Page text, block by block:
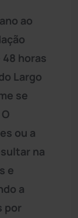
ao
horas
Largo
se
ou a
na
e
a
por